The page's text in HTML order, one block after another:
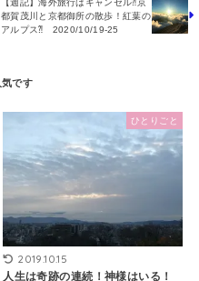
【週記】海外旅行はキャンセル⁈京
都賀茂川と京都御所の散歩！紅葉の
アルプス⁈ 2020/10/19-25
ひとりごと
2019.10.15
人生は奇跡の連続！神様はいる！